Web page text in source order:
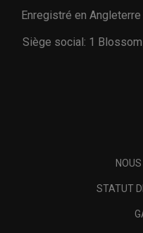
Enregistré en
Siège social: 1 Blossom
STATUT